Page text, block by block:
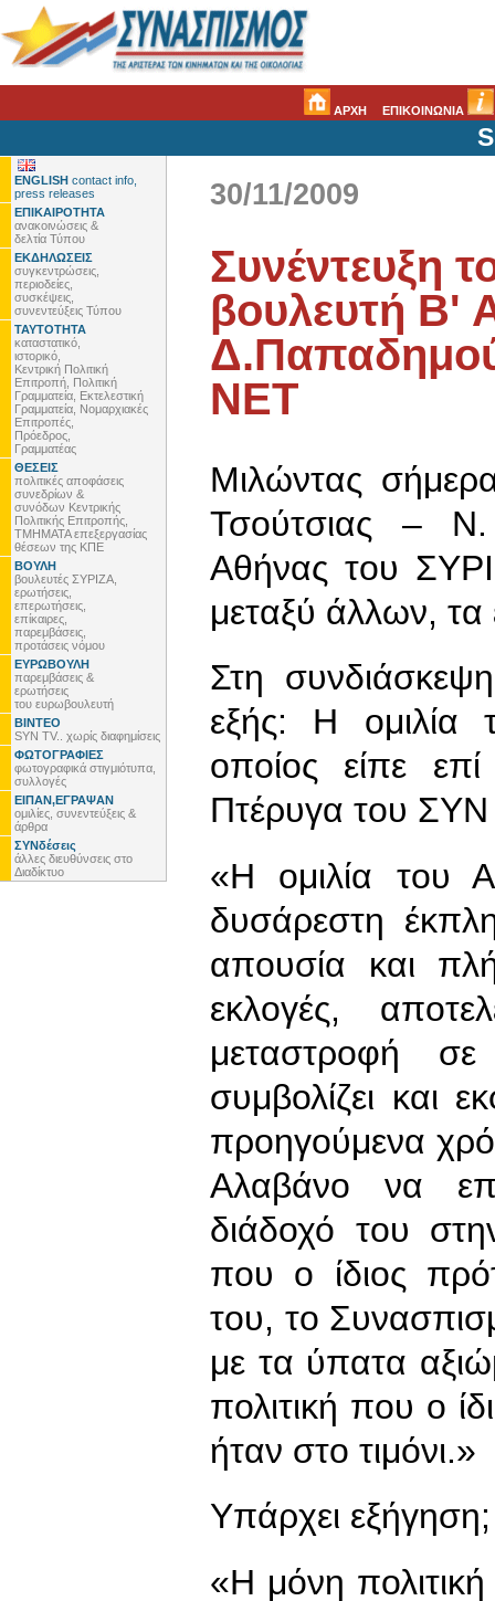
ΑΡΧΗ ΕΠΙΚΟΙΝΩΝΙΑ
ENGLISH contact info,
press releases
ΕΠΙΚΑΙΡΟΤΗΤΑ
ανακοινώσεις &
δελτία Τύπου
ΕΚΔΗΛΩΣΕΙΣ
συγκεντρώσεις,
περιοδείες,
συσκέψεις,
συνεντεύξεις Τύπου
ΤΑΥΤΟΤΗΤΑ
καταστατικό,
ιστορικό,
Κεντρική Πολιτική
Επιτροπή, Πολιτική
Γραμματεία, Εκτελεστική
Γραμματεία, Νομαρχιακές
Επιτροπές,
Πρόεδρος,
Γραμματέας
ΘΕΣΕΙΣ
πολιτικές αποφάσεις
συνεδρίων &
συνόδων Κεντρικής
Πολιτικής Επιτροπής,
ΤΜΗΜΑΤΑ επεξεργασίας
θέσεων της ΚΠΕ
ΒΟΥΛΗ
βουλευτές ΣΥΡΙΖΑ,
ερωτήσεις,
επερωτήσεις,
επίκαιρες,
παρεμβάσεις,
προτάσεις νόμου
ΕΥΡΩΒΟΥΛΗ
παρεμβάσεις &
ερωτήσεις
του ευρωβουλευτή
ΒΙΝΤΕΟ
SYN TV.. χωρίς διαφημίσεις
ΦΩΤΟΓΡΑΦΙΕΣ
φωτογραφικά στιγμιότυπα,
συλλογές
ΕΙΠΑΝ,ΕΓΡΑΨΑΝ
ομιλίες, συνεντεύξεις &
άρθρα
ΣΥΝδέσεις
άλλες διευθύνσεις στο
Διαδίκτυο
30/11/2009
Συνέντευξη
βουλευτή Β'
ΝΕΤ
Μιλώντας
Τσούτσιας –
Αθήνας του
μεταξύ άλλων, τα
Στη
εξής: Η ομιλία
οποίος είπε
Πτέρυγα του ΣΥΝ
«Η ομιλία του
δυσάρεστη
απουσία και
εκλογές,
μεταστροφή
συμβολίζει και
προηγούμενα
Αλαβάνο να
διάδοχό του
που ο ίδιος
του, το
με τα ύπατα
πολιτική που ο
ήταν στο τιμόνι.»
Υπάρχει εξήγηση;
«Η μόνη